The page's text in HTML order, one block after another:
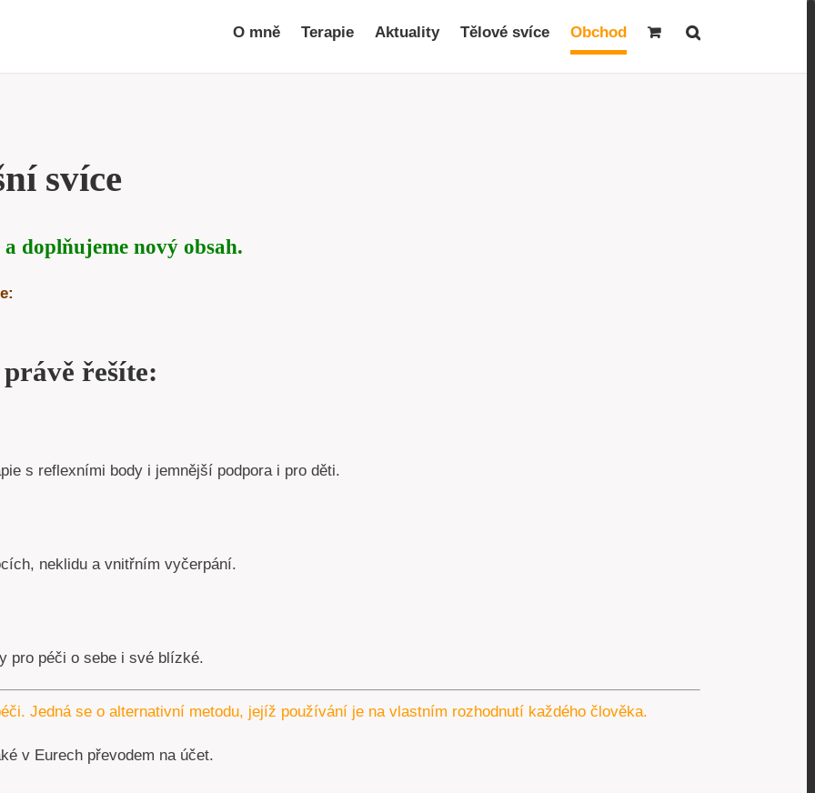
O mně Terapie Aktuality Tělové svíce Obchod
svíce
doplňujeme nový obsah.
řešíte:
s reflexními body i jemnější podpora i pro děti.
neklidu a vnitřním vyčerpání.
pro péči o sebe i své blízké.
Jedná se o alternativní metodu, jejíž používání je na vlastním rozhodnutí každého člověka.
v Eurech převodem na účet.